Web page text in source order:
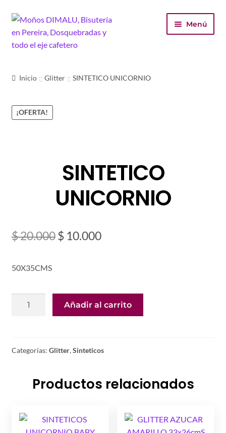
Ir
a
la
Ir
al
contenido
Menú
Carrito
Inicio Glitter SINTETICO UNICORNIO
¡OFERTA!
SINTETICO
UNICORNIO
$20.000El
$ 20.000.
$10.000El
$ 10.000.
50X35CMS
SINTETICO
Añadir al carrito
Categorías: Glitter,Sinteticos
Productos relacionados